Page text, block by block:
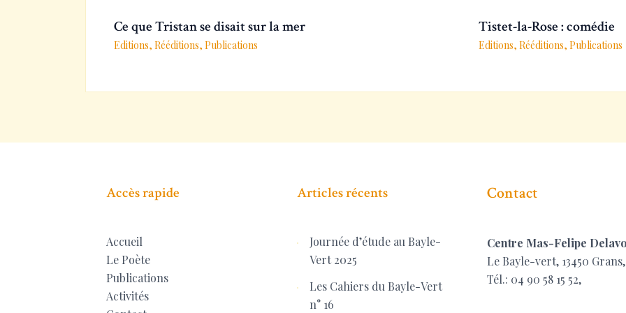
Ce que Tristan se disait sur la mer
Editions, Rééditions, Publications
Tistet-la-Rose : comédie
Editions, Rééditions, Publications
Accès rapide
Accueil
Le Poète
Publications
Activités
Articles récents
Journée d’étude au Bayle-
Vert 2025
Les Cahiers du Bayle-Vert
n° 16
Contact
Centre Mas-Felipe
Le Bayle-vert, 13450 Grans,
Tél.: 04 90 58 15 52,